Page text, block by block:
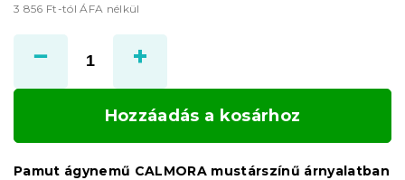
3 856 Ft-tól ÁFA nélkül
Hozzáadás a kosárhoz
Pamut ágynemű CALMORA mustárszínű árnyalatban